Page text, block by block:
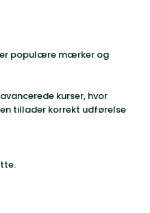
populære mærker og
kurser, hvor
tillader korrekt udførelse